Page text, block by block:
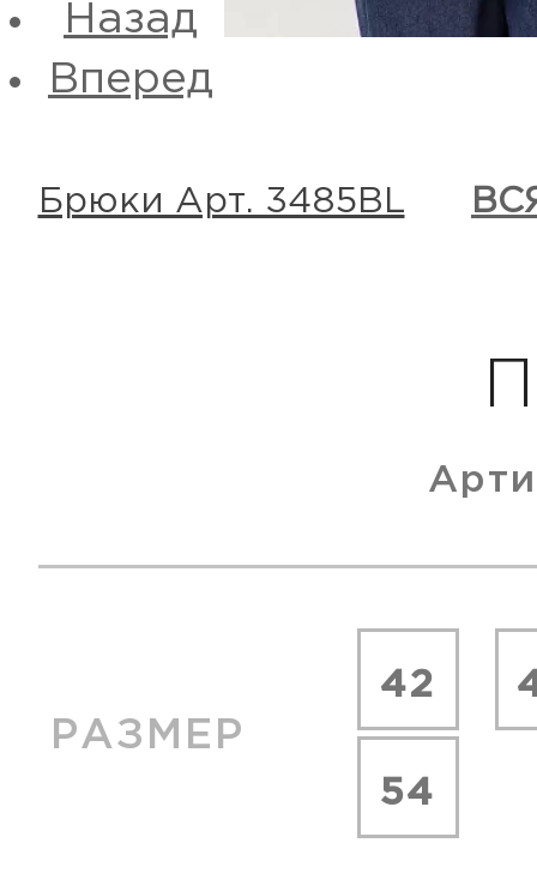
Назад
Вперед
Брюки Арт. 3485BL
РАЗМЕР
42
54